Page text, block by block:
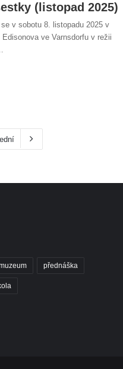
(listopad 2025)
v sobotu 8. listopadu 2025 v
ve Varnsdorfu v režii
přednáška